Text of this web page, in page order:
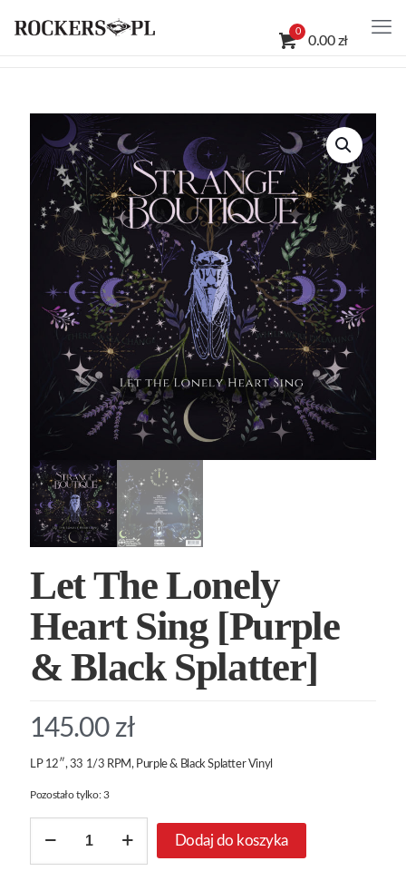
0
0.00 zł
Let The Lonely
Heart Sing [Purple
& Black Splatter]
145.00 zł
LP 12″, 33 1/3 RPM, Purple & Black Splatter Vinyl
Pozostało tylko: 3
Dodaj do koszyka